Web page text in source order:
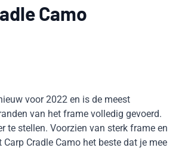
Camo
voor 2022 en is de meest
van het frame volledig gevoerd.
te stellen. Voorzien van sterk frame en
Cradle Camo het beste dat je mee